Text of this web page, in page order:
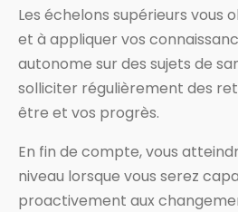
Les échelons supérieurs vous
et à appliquer vos
autonome sur des sujets de
solliciter régulièrement des
être et vos progrès.
En fin de compte, vous
niveau lorsque vous serez
proactivement aux